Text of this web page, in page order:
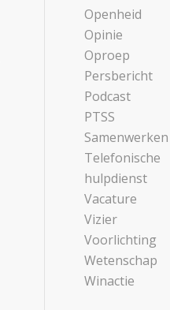
Openheid
Opinie
Oproep
Persbericht
Podcast
PTSS
Telefonische
hulpdienst
Vacature
Vizier
Voorlichting
Wetenschap
Winactie